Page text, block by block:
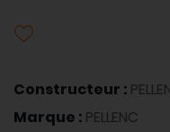
Constructeur :
Marque : PELLENC